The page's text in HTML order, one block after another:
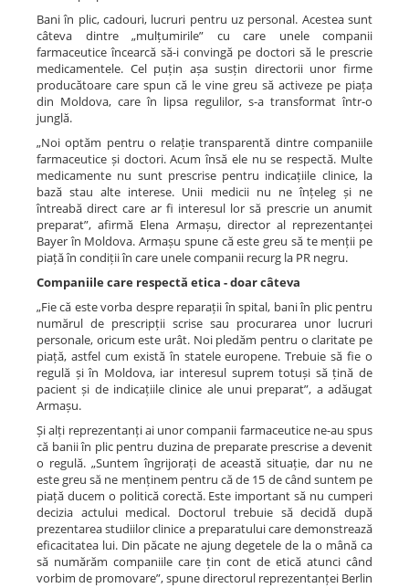
Bani în plic, cadouri, lucruri pentru uz personal. Acestea sunt
câteva dintre „mulțumirile” cu care unele companii
farmaceutice încearcă să-i convingă pe doctori să le prescrie
medicamentele. Cel puțin așa susțin directorii unor firme
producătoare care spun că le vine greu să activeze pe piața
din Moldova, care în lipsa regulilor, s-a transformat într-o
junglă.
„Noi optăm pentru o relație transparentă dintre companiile
farmaceutice și doctori. Acum însă ele nu se respectă. Multe
medicamente nu sunt prescrise pentru indicațiile clinice, la
bază stau alte interese. Unii medicii nu ne înțeleg și ne
întreabă direct care ar fi interesul lor să prescrie un anumit
preparat”, afirmă Elena Armașu, director al reprezentanței
Bayer în Moldova. Armașu spune că este greu să te menții pe
piață în condiții în care unele companii recurg la PR negru.
Companiile care respectă etica - doar câteva
„Fie că este vorba despre reparații în spital, bani în plic pentru
numărul de prescripții scrise sau procurarea unor lucruri
personale, oricum este urât. Noi pledăm pentru o claritate pe
piață, astfel cum există în statele europene. Trebuie să fie o
regulă și în Moldova, iar interesul suprem totuși să țină de
pacient și de indicațiile clinice ale unui preparat”, a adăugat
Armașu.
Și alți reprezentanți ai unor companii farmaceutice ne-au spus
că banii în plic pentru duzina de preparate prescrise a devenit
o regulă. „Suntem îngrijorați de această situație, dar nu ne
este greu să ne menținem pentru că de 15 de când suntem pe
piață ducem o politică corectă. Este important să nu cumperi
decizia actului medical. Doctorul trebuie să decidă după
prezentarea studiilor clinice a preparatului care demonstrează
eficacitatea lui. Din păcate ne ajung degetele de la o mână ca
să numărăm companiile care țin cont de etică atunci când
vorbim de promovare”, spune directorul reprezentanței Berlin